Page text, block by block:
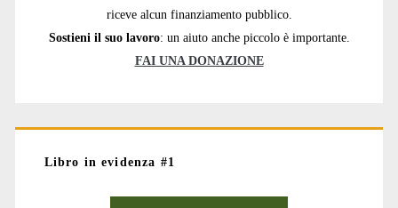
riceve alcun finanziamento pubblico.
Sostieni il suo lavoro: un aiuto anche piccolo è importante.
FAI UNA DONAZIONE
Libro in evidenza #1